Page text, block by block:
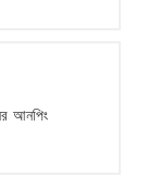
আনপিং